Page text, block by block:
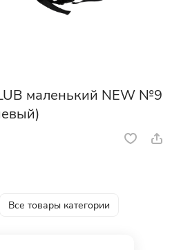
маленький NEW №9
Все товары категории